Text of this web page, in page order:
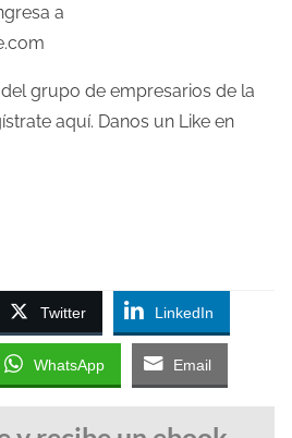
a
grupo de empresarios de la
aquí. Danos un Like en
Twitter LinkedIn
WhatsApp Email